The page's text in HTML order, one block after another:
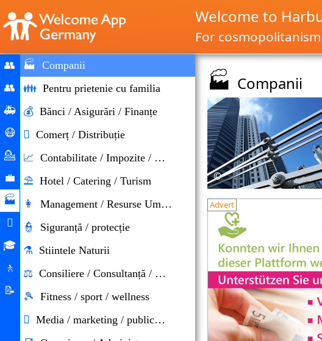
Welcome to
For
👥
Home
👥
Migrație
și
imigrație
🚑
Situaţii
de
urgenţă
😷
Ajutor
💁
Consiliere
💼
Piaţa
forţei
de
muncă
🏭
Companii

Viaţa
cotidiană
🎓
Oportunităţile
educaţionale
🚶
Sistemul
📝
Germania
🏭
Companii
👪 Pentru prietenie cu familia
💰 Bănci / Asigurări / Finanțe
 Comerț / Distribuție
📈
Contabilitate / Impozite / Control
⛱ Hotel / Catering / Turism
👩
Management / Resurse Umane
👮
Siguranță / protecție
⚗ Stiintele Naturii
⚖
Consiliere / Consultanță / Drept
🎾 Fitness / sport / wellness

Media / marketing / publicitate
🏭 Companii
©
Advert